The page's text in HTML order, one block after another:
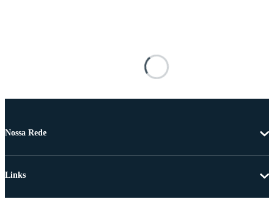
Nossa Rede
Links